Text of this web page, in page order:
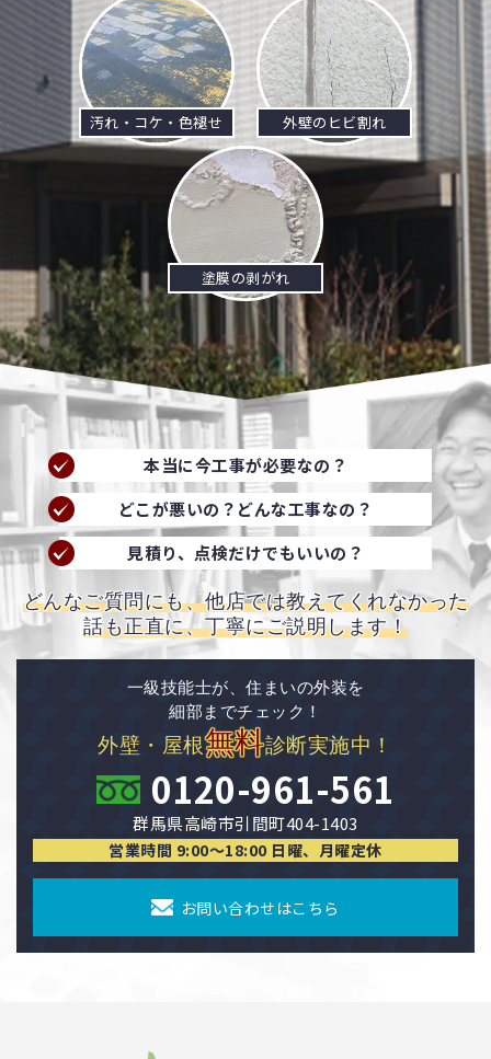
汚れ・コケ・色褪せ 外壁のヒビ割れ
塗膜の剥がれ
本当に今工事が必要なの？
どこが悪いの？どんな工事なの？
見積り、点検だけでもいいの？
どんなご質問にも、他店では教えてくれなかった
話も正直に、丁寧にご説明します！
一級技能士が、住まいの外装を
細部までチェック！
外壁・屋根無料診断実施中！
0120-961-561
群馬県高崎市引間町404-1403
営業時間 9:00〜18:00 日曜、月曜定休
お問い合わせはこちら